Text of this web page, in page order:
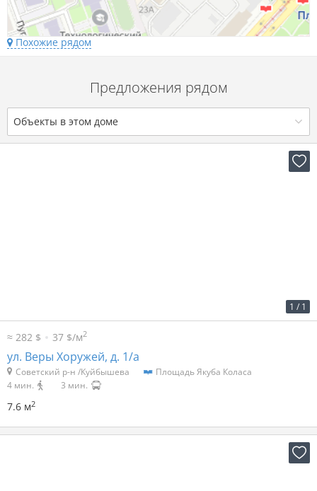
Похожие рядом
Предложения рядом
Объекты в этом доме
1 / 1
≈ 282 $ 37 $/м2
ул. Веры Хоружей, д. 1/а
Советский р-н /Куйбышева
Площадь Якуба Коласа
4 мин.
3 мин.
7.6 м2